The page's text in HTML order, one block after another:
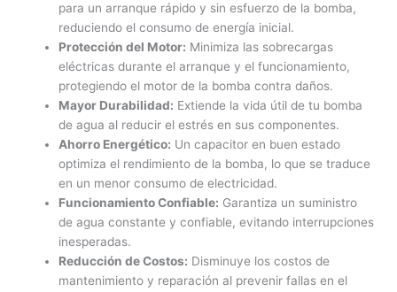
para un arranque rápido y sin esfuerzo de la bomba,
reduciendo el consumo de energía inicial.
Protección del Motor: Minimiza las sobrecargas
eléctricas durante el arranque y el funcionamiento,
protegiendo el motor de la bomba contra daños.
Mayor Durabilidad: Extiende la vida útil de tu bomba
de agua al reducir el estrés en sus componentes.
Ahorro Energético: Un capacitor en buen estado
optimiza el rendimiento de la bomba, lo que se traduce
en un menor consumo de electricidad.
Funcionamiento Confiable: Garantiza un suministro
de agua constante y confiable, evitando interrupciones
inesperadas.
Reducción de Costos: Disminuye los costos de
mantenimiento y reparación al prevenir fallas en el